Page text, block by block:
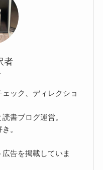
者
ック、ディレクショ
書ブログ運営。
。
広告を掲載していま